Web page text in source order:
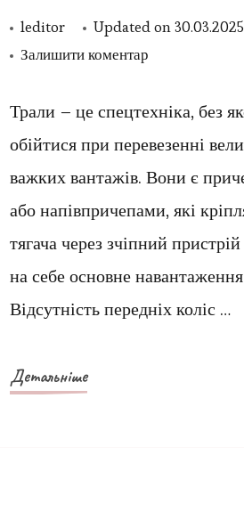
leditor Updated on30.03.2025
Залишити коментардо
огляд
Трали – це спецтехніка, без
обійтися при перевезенні
важких вантажів. Вони є
або напівпричепами, які
тягача через зчіпний пристрій
на себе основне
Відсутність передніх коліс …
Детальніше